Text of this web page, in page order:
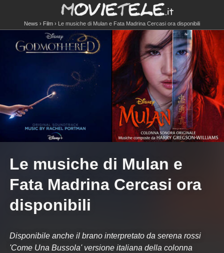
News Film Le musiche di Mulan e Fata Madrina Cercasi ora disponibili
Le musiche di Mulan e
Fata Madrina Cercasi ora
disponibili
Disponibile anche il brano interpretato da serena rossi
'Come Una Bussola' versione italiana della colonna